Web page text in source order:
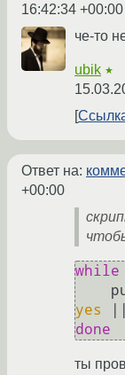
16:42:34 +00:00
че-то
ubik ★
Ответ на:
+00:00
while
yes
done
ты